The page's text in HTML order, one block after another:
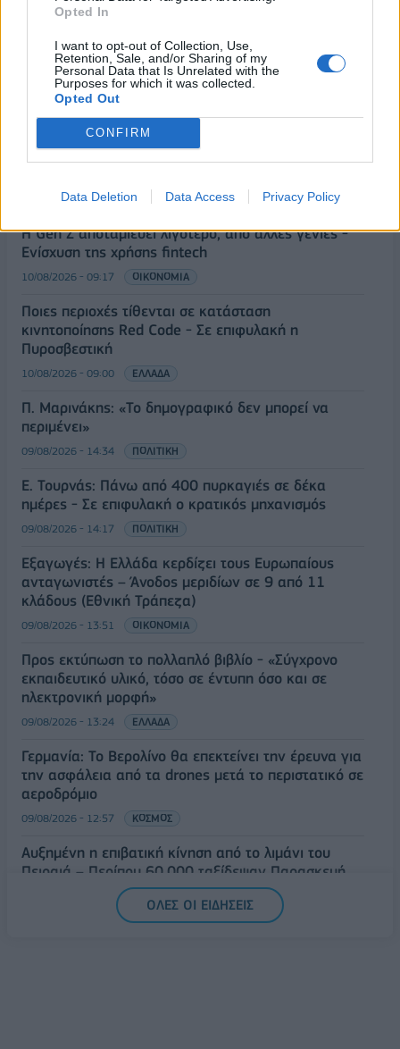
Opted In
I want to opt-out of Collection, Use,
Retention, Sale, and/or Sharing of my
Personal Data that Is Unrelated with the
Purposes for which it was collected.
Opted Out
CONFIRM
Data Deletion Data Access Privacy Policy
ΡΟΗ ΕΙΔΗΣΕΩΝ
Τουρισμός για Όλους: Kατάθεση αιτήσεων
ανεξάρτητα από το τελευταίο ψηφίο του ΑΦΜ
10/08/2026 - 09:44 ΟΙΚΟΝΟΜΙΑ
Ανασφάλιστα ΙΧ: Ψηφιακό «σαφάρι» προστίμων και
10/08/2026 - 09:31 ΟΙΚΟΝΟΜΙΑ
Η Gen Z αποταμιεύει λιγότερο, από άλλες γενιές -
Ενίσχυση της χρήσης fintech
10/08/2026 - 09:17 ΟΙΚΟΝΟΜΙΑ
Ποιες περιοχές τίθενται σε κατάσταση
κινητοποίησης Red Code - Σε επιφυλακή η
Πυροσβεστική
10/08/2026 - 09:00 ΕΛΛΑΔΑ
Π. Μαρινάκης: «Το δημογραφικό δεν μπορεί να
περιμένει»
09/08/2026 - 14:34 ΠΟΛΙΤΙΚΗ
Ε. Τουρνάς: Πάνω από 400 πυρκαγιές σε δέκα
ημέρες - Σε επιφυλακή ο κρατικός μηχανισμός
09/08/2026 - 14:17 ΠΟΛΙΤΙΚΗ
Εξαγωγές: Η Ελλάδα κερδίζει τους Ευρωπαίους
ανταγωνιστές – Άνοδος μεριδίων σε 9 από 11
κλάδους (Εθνική Τράπεζα)
09/08/2026 - 13:51 ΟΙΚΟΝΟΜΙΑ
Προς εκτύπωση το πολλαπλό βιβλίο - «Σύγχρονο
εκπαιδευτικό υλικό, τόσο σε έντυπη όσο και σε
ηλεκτρονική μορφή»
09/08/2026 - 13:24 ΕΛΛΑΔΑ
Γερμανία: Το Βερολίνο θα επεκτείνει την έρευνα για
την ασφάλεια από τα drones μετά το περιστατικό σε
αεροδρόμιο
09/08/2026 - 12:57 ΚΟΣΜΟΣ
Αυξημένη η επιβατική κίνηση από το λιμάνι του
Πειραιά – Περίπου 60.000 ταξίδεψαν Παρασκευή
09/08/2026 - 12:33 ΕΛΛΑΔΑ
ΟΛΕΣ ΟΙ ΕΙΔΗΣΕΙΣ